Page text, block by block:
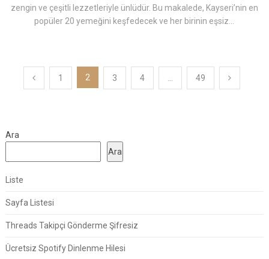
zengin ve çeşitli lezzetleriyle ünlüdür. Bu makalede, Kayseri’nin en
popüler 20 yemeğini keşfedecek ve her birinin eşsiz...
Yazı
1 2 3 4 49
Ara
Ara
Liste
Sayfa Listesi
Threads Takipçi Gönderme Şifresiz
Ücretsiz Spotify Dinlenme Hilesi